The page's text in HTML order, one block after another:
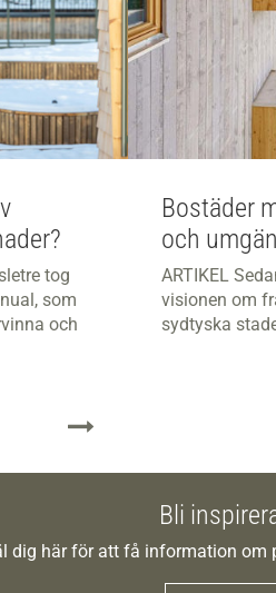
tog
som
och
Bostäder
och
ARTIKEL
visionen om
sydtyska
Bli
dig här för att få information om